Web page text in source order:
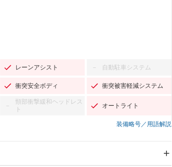
レーンアシスト － 自動駐車システム
衝突安全ボディ 衝突被害軽減システム
－
頸部衝撃緩和ヘッドレス
ト
オートライト
装備略号／用語解説